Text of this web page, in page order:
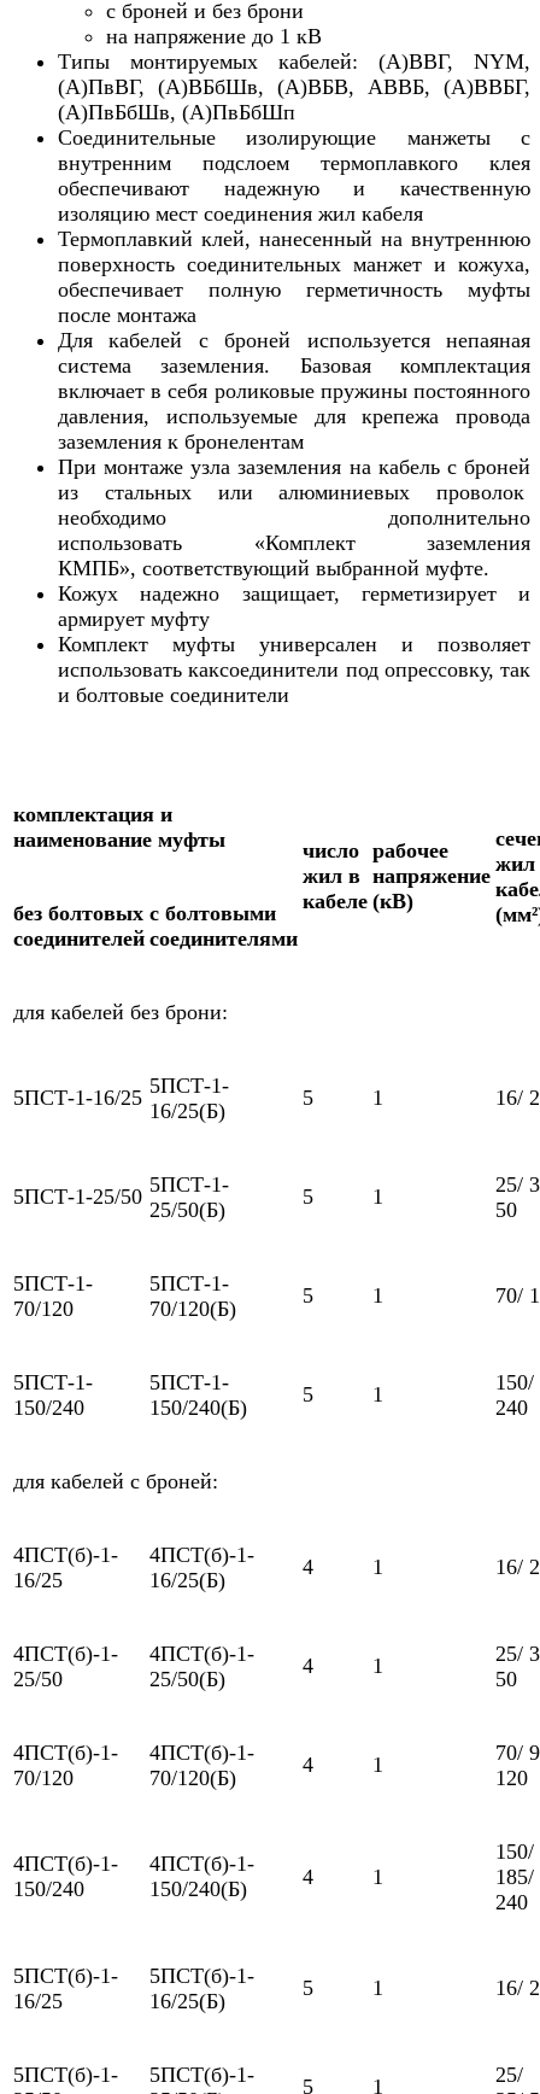
с броней и без брони
на напряжение до 1 кВ
Типы монтируемых кабелей: (А)ВВГ, NYM,
(А)ПвВГ, (А)ВБбШв, (А)ВБВ, АВВБ, (А)ВВБГ,
(А)ПвБбШв, (А)ПвБбШп
Соединительные изолирующие манжеты с
внутренним подслоем термоплавкого клея
обеспечивают надежную и качественную
изоляцию мест соединения жил кабеля
Термоплавкий клей, нанесенный на внутреннюю
поверхность соединительных манжет и кожуха,
обеспечивает полную герметичность муфты
после монтажа
Для кабелей с броней используется непаяная
система заземления. Базовая комплектация
включает в себя роликовые пружины постоянного
давления, используемые для крепежа провода
заземления к бронелентам
При монтаже узла заземления на кабель с броней
из стальных или алюминиевых проволок
необходимо дополнительно
использовать «Комплект заземления
КМПБ», соответствующий выбранной муфте.
Кожух надежно защищает, герметизирует и
армирует муфту
Комплект муфты универсален и позволяет
использовать каксоединители под опрессовку, так
и болтовые соединители
комплектация и
наименование муфты
число
жил в
кабеле
рабочее
напряжение
(кВ)
жил
без болтовых
соединителей
с болтовыми
соединителями
для кабелей без брони:
5ПСТ-1-16/25 5ПСТ-1-
16/25(Б)
5 1 16/
5ПСТ-1-25/50 5ПСТ-1-
25/50(Б)
5 1
25/
50
5ПСТ-1-
70/120
5ПСТ-1-
70/120(Б)
5 1 70/
5ПСТ-1-
150/240
5ПСТ-1-
150/240(Б)
5 1
150/
240
для кабелей с броней:
4ПСТ(б)-1-
16/25
4ПСТ(б)-1-
16/25(Б)
4 1 16/
4ПСТ(б)-1-
25/50
4ПСТ(б)-1-
25/50(Б)
4 1
25/
50
4ПСТ(б)-1-
70/120
4ПСТ(б)-1-
70/120(Б)
4 1
70/
120
4ПСТ(б)-1-
150/240
4ПСТ(б)-1-
150/240(Б)
4 1
150/
185/
240
5ПСТ(б)-1-
16/25
5ПСТ(б)-1-
16/25(Б)
5 1 16/
5ПСТ(б)-1-
5ПСТ(б)-1-
5 1
25/